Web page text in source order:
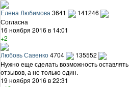
Елена Любимова 3641
141246
Согласна
16 ноября 2016 в 14:01
+2
Любовь Савенко4704
135552
Нужно еще сделать возможность
отзывов, а не только один.
19 ноября 2016 в 22:31